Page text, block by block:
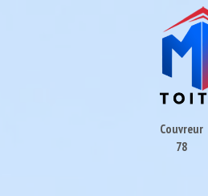
Couvreur
78